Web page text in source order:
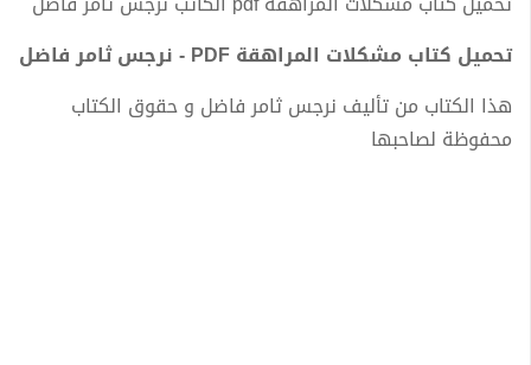
تحميل كتاب مشكلات المراهقة PDF - نرجس ثامر فاضل
هذا الكتاب من تأليف نرجس ثامر فاضل و حقوق الكتاب
محفوظة لصاحبها